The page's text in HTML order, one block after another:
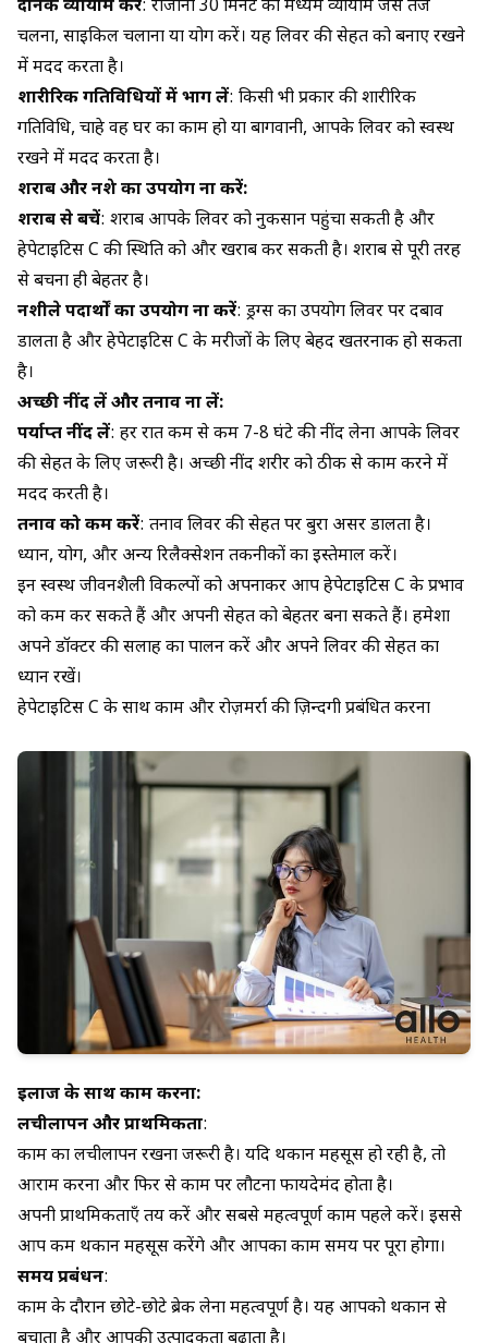
दैनिक व्यायाम करें: रोजाना 30 मिनट का मध्यम व्यायाम जैसे तेज
चलना, साइकिल चलाना या योग करें। यह लिवर की सेहत को बनाए रखने
में मदद करता है।
शारीरिक गतिविधियों में भाग लें: किसी भी प्रकार की शारीरिक
गतिविधि, चाहे वह घर का काम हो या बागवानी, आपके लिवर को स्वस्थ
रखने में मदद करता है।
शराब और नशे का उपयोग ना करें:
शराब से बचें: शराब आपके लिवर को नुकसान पहुंचा सकती है और
हेपेटाइटिस C की स्थिति को और खराब कर सकती है। शराब से पूरी तरह
से बचना ही बेहतर है।
नशीले पदार्थों का उपयोग ना करें: ड्रग्स का उपयोग लिवर पर दबाव
डालता है और हेपेटाइटिस C के मरीजों के लिए बेहद खतरनाक हो सकता
है।
अच्छी नींद लें और तनाव ना लें:
पर्याप्त नींद लें: हर रात कम से कम 7-8 घंटे की नींद लेना आपके लिवर
की सेहत के लिए जरूरी है। अच्छी नींद शरीर को ठीक से काम करने में
मदद करती है।
तनाव को कम करें: तनाव लिवर की सेहत पर बुरा असर डालता है।
ध्यान, योग, और अन्य रिलैक्सेशन तकनीकों का इस्तेमाल करें।
इन स्वस्थ जीवनशैली विकल्पों को अपनाकर आप हेपेटाइटिस C के प्रभाव
को कम कर सकते हैं और अपनी सेहत को बेहतर बना सकते हैं। हमेशा
अपने डॉक्टर की सलाह का पालन करें और अपने लिवर की सेहत का
ध्यान रखें।
हेपेटाइटिस C के साथ काम और रोज़मर्रा की ज़िन्दगी प्रबंधित करना
इलाज के साथ काम करना:
लचीलापन और प्राथमिकता:
काम का लचीलापन रखना जरूरी है। यदि थकान महसूस हो रही है, तो
आराम करना और फिर से काम पर लौटना फायदेमंद होता है।
अपनी प्राथमिकताएँ तय करें और सबसे महत्वपूर्ण काम पहले करें। इससे
आप कम थकान महसूस करेंगे और आपका काम समय पर पूरा होगा।
समय प्रबंधन:
काम के दौरान छोटे-छोटे ब्रेक लेना महत्वपूर्ण है। यह आपको थकान से